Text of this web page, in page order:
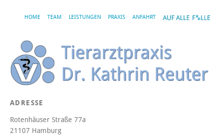
HOME TEAM LEISTUNGEN PRAXIS ANFAHRT
ADRESSE
Rotenhäuser Straße 77a
21107 Hamburg